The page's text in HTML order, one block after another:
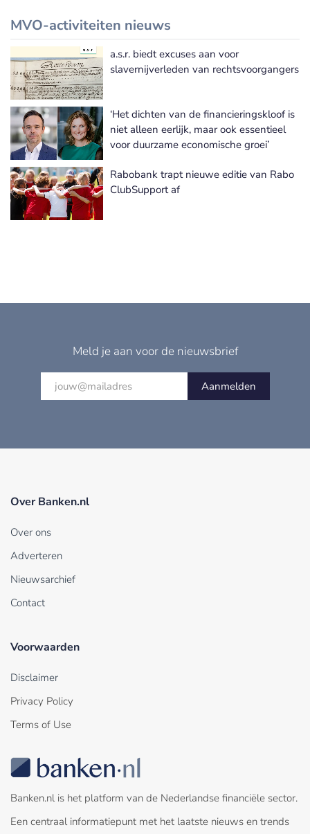
MVO-activiteiten nieuws
Meer MVO-activiteiten nieuws
a.s.r. biedt excuses aan voor
slavernijverleden van rechtsvoorgangers
‘Het dichten van de financieringskloof is
niet alleen eerlijk, maar ook essentieel
voor duurzame economische groei’
Rabobank trapt nieuwe editie van Rabo
ClubSupport af
Meld je aan voor de nieuwsbrief
Aanmelden
Over Banken.nl
Over ons
Adverteren
Nieuwsarchief
Contact
Voorwaarden
Disclaimer
Privacy Policy
Terms of Use
Banken.nl is het platform van de Nederlandse financiële sector.
Een centraal informatiepunt met het laatste nieuws en trends